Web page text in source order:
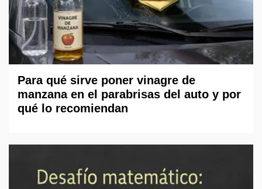
Para qué sirve poner vinagre de
manzana en el parabrisas del auto y por
qué lo recomiendan